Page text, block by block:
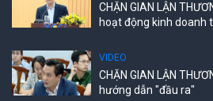
CHẶN GIAN LẬN
hoạt động kinh doanh
VIDEO
CHẶN GIAN LẬN
hướng dẫn "đầu ra"